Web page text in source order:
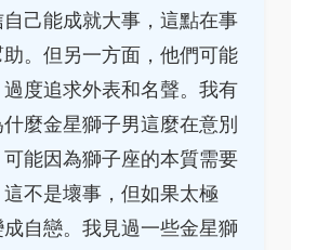
己能成就大事，這點在事
。但另一方面，他們可能
度追求外表和名聲。我有
麼金星獅子男這麼在意別
可能因為獅子座的本質需要
不是壞事，但如果太極
自戀。我見過一些金星獅